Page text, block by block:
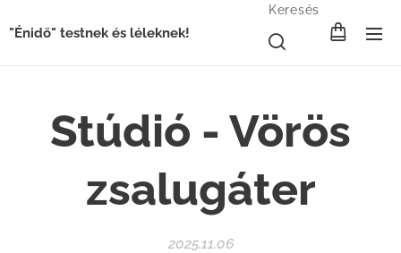
"Énidő" testnek és léleknek!
Keresés
Stúdió - Vörös
zsalugáter
2025.11.06